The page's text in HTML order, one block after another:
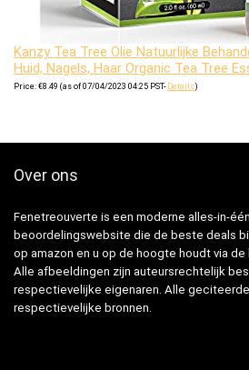
Kanzy Tea Tree Olie Natuurlijke
Huid, Nagels, Haar Organic Tea Tree
Price: €8.49 (as of 07/04/2023 04:25 PST- Details)
Over ons
Fenetreouverte is een moderne alles-in-
beoordelingswebsite die de beste deals
op amazon en u op de hoogte houdt via
Alle afbeeldingen zijn auteursrechtelijk
respectievelijke eigenaren. Alle
respectievelijke bronnen.